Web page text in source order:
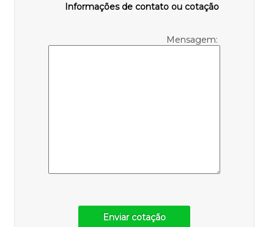
Informações de contato ou cotação
Mensagem:
Enviar cotação